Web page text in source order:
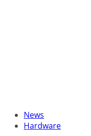
News
Hardware